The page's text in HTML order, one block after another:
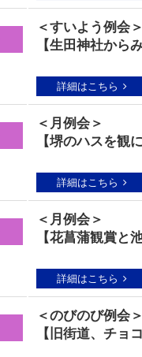
＜すいよう例会
【生田神社から
詳細はこちら
＜月例会＞
【堺のハスを観
詳細はこちら
＜月例会＞
【花菖蒲観賞と
詳細はこちら
＜のびのび例会
【旧街道、チョ